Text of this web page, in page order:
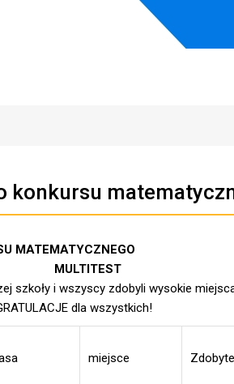
MATEMATYCZNEGO
szkoły i wszyscy zdobyli wysokie
dla wszystkich!
miejsce